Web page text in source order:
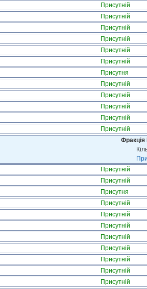
Присутній
Присутній
Присутній
Присутній
Присутній
Присутній
Присутня
Присутній
Присутній
Присутній
Присутній
Присутній
Присутній
Присутній
Присутня
Присутній
Присутній
Присутній
Присутній
Присутній
Присутній
Присутній
Присутній